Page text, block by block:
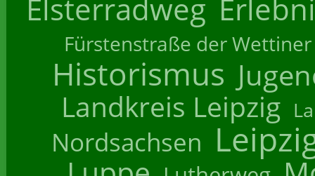
Elsterradweg
Fürstenstraße der Wettiner
Historismus
Landkreis Leipzig
Nordsachsen